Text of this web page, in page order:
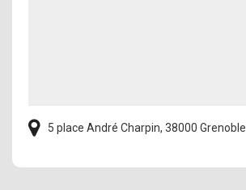
5 place André Charpin, 38000 Grenoble